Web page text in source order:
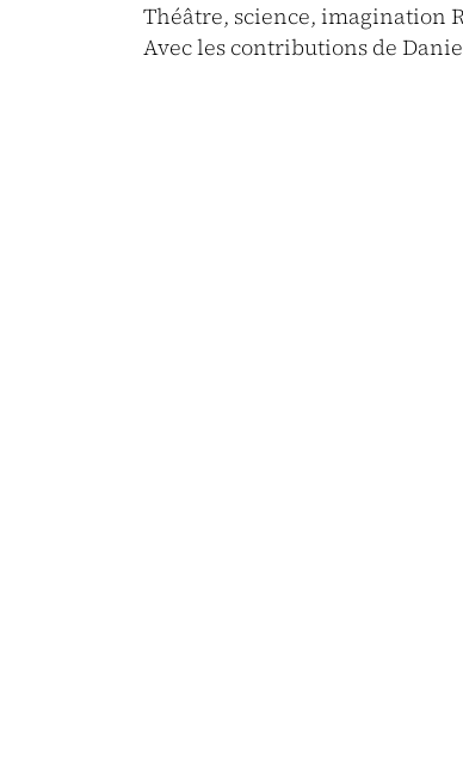
Théâtre, science, imagination
Avec les contributions de